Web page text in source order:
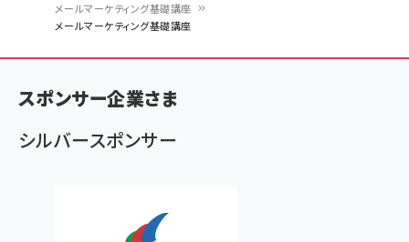
く
ず
メールマーケティング基礎講座
メールマーケティング基礎講座
スポンサー企業さま
シルバースポンサー